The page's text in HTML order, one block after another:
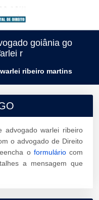
goiânia go
r
ribeiro martins
advogado warlei ribeiro
o advogado de Direito
o formuláriocom
a mensagem que